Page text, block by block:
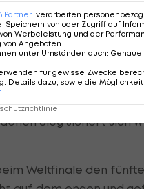
und nach
Sieg sichert sich
Weltfinale den
Partner verarbeiten
: Speichern von oder Zugriff auf
Werbeleistung und der
von Angeboten.
unter Umständen auch: Genaue
für gewisse Zwecke
Details dazu, sowie die